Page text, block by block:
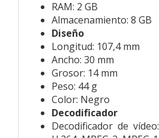
RAM: 2 GB
Almacenamiento: 8 GB
Diseño
Longitud: 107,4 mm
Ancho: 30 mm
Grosor: 14 mm
Peso: 44 g
Color: Negro
Decodificador
Decodificador de vídeo: